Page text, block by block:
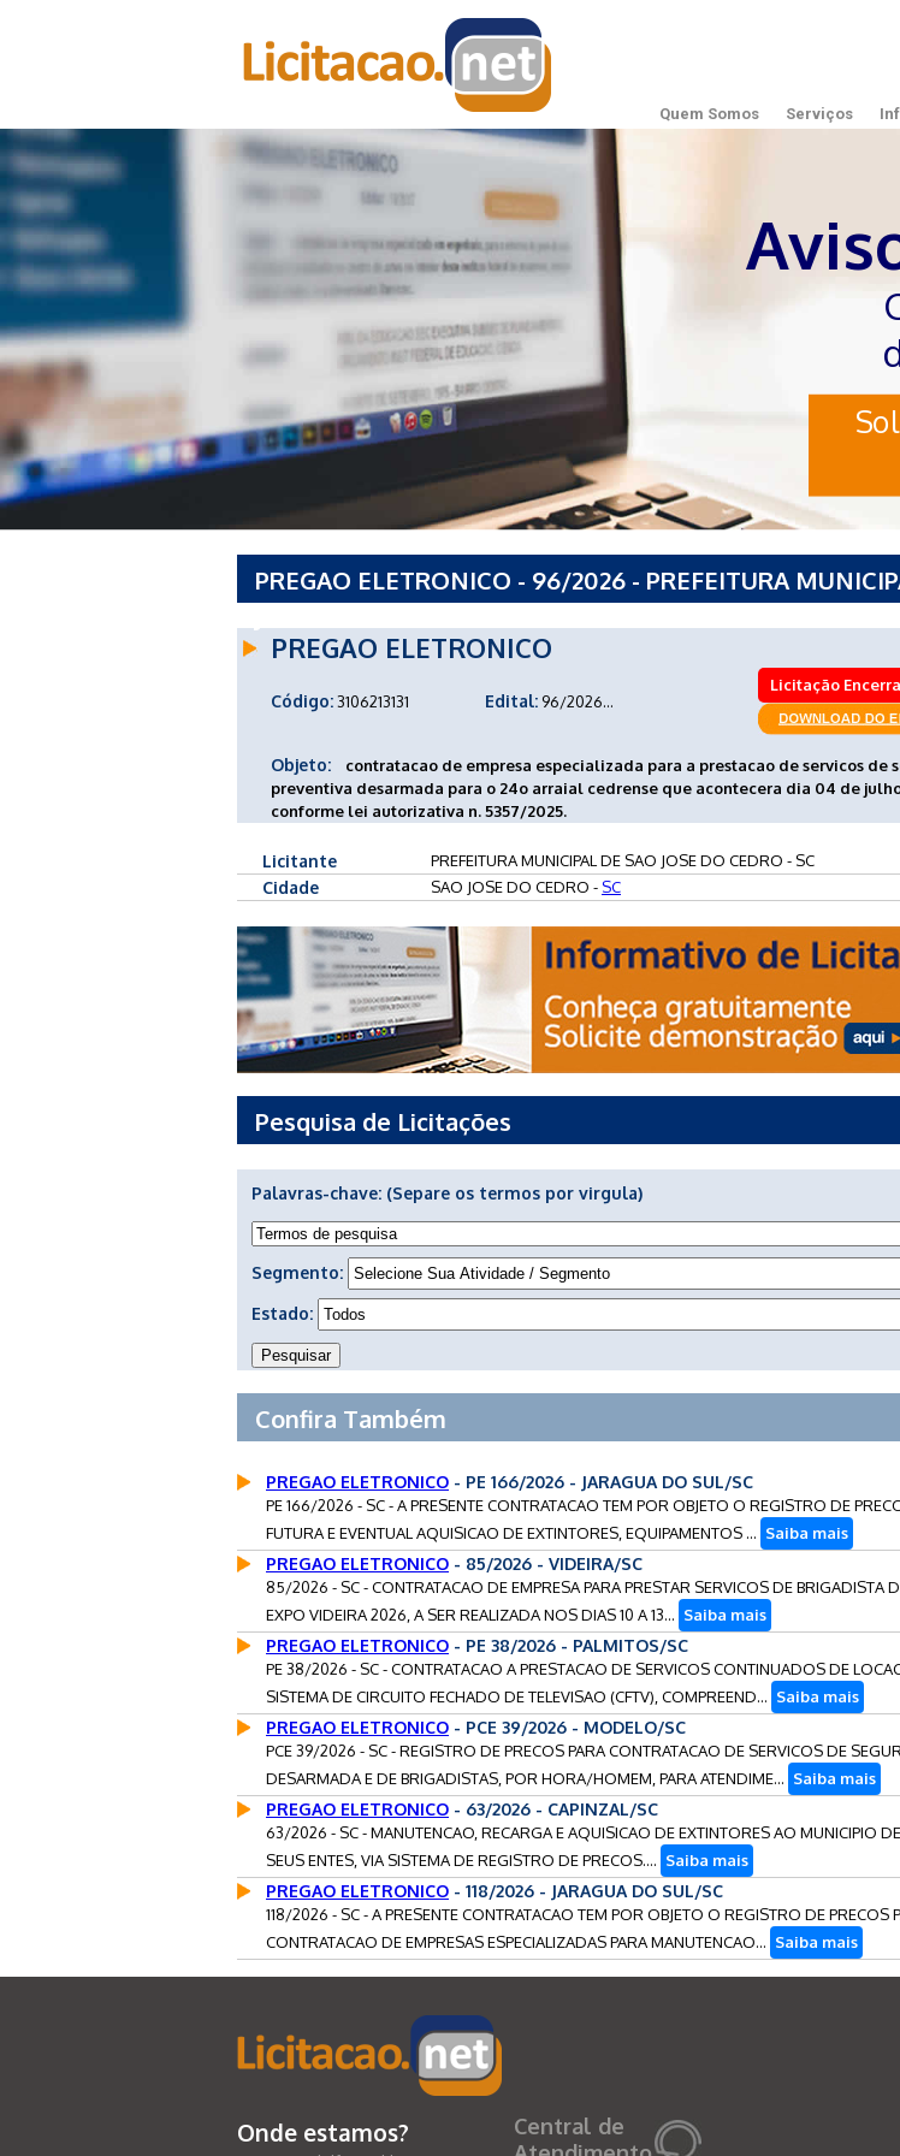
Quem Somos Serviços
PREGAO ELETRONICO - 96/2026 - PREFEITURA
PREGAO ELETRONICO
Código:3106213131 Edital: 96/2026...
Licitação
Objeto:
contratacao de empresa especializada para a prestacao de servicos de
preventiva desarmada para o 24o arraial cedrense que acontecera dia 04 de
conforme lei autorizativa n. 5357/2025.
Licitante PREFEITURA MUNICIPAL DE SAO JOSE DO CEDRO - SC
Cidade SAO JOSE DO CEDRO - SC
Pesquisa de Licitações
Palavras-chave: (Separe os termos por virgula)
Segmento:
Estado:
Confira Também
PREGAO ELETRONICO - PE 166/2026 - JARAGUA DO SUL/SC
PE 166/2026 - SC - A PRESENTE CONTRATACAO TEM POR OBJETO O REGISTRO DE
FUTURA E EVENTUAL AQUISICAO DE EXTINTORES, EQUIPAMENTOS ... Saiba mais
PREGAO ELETRONICO - 85/2026 - VIDEIRA/SC
85/2026 - SC - CONTRATACAO DE EMPRESA PARA PRESTAR SERVICOS DE BRIGADISTA
EXPO VIDEIRA 2026, A SER REALIZADA NOS DIAS 10 A 13... Saiba mais
PREGAO ELETRONICO - PE 38/2026 - PALMITOS/SC
PE 38/2026 - SC - CONTRATACAO A PRESTACAO DE SERVICOS CONTINUADOS DE
SISTEMA DE CIRCUITO FECHADO DE TELEVISAO (CFTV), COMPREEND... Saiba mais
PREGAO ELETRONICO - PCE 39/2026 - MODELO/SC
PCE 39/2026 - SC - REGISTRO DE PRECOS PARA CONTRATACAO DE SERVICOS DE
DESARMADA E DE BRIGADISTAS, POR HORA/HOMEM, PARA ATENDIME... Saiba mais
PREGAO ELETRONICO - 63/2026 - CAPINZAL/SC
63/2026 - SC - MANUTENCAO, RECARGA E AQUISICAO DE EXTINTORES AO MUNICIPIO
SEUS ENTES, VIA SISTEMA DE REGISTRO DE PRECOS.... Saiba mais
PREGAO ELETRONICO - 118/2026 - JARAGUA DO SUL/SC
118/2026 - SC - A PRESENTE CONTRATACAO TEM POR OBJETO O REGISTRO DE PRECOS
CONTRATACAO DE EMPRESAS ESPECIALIZADAS PARA MANUTENCAO... Saiba mais
Onde estamos?
Central de